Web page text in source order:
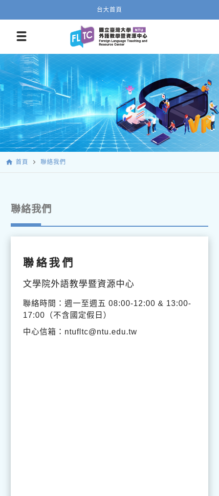
台大首頁
home 首頁 navigate_next 聯絡我們
聯絡我們
聯絡我們
文學院外語教學暨資源中心
聯絡時間：週一至週五 08:00-12:00 & 13:00-
17:00（不含國定假日）
中心信箱：ntufltc@ntu.edu.tw